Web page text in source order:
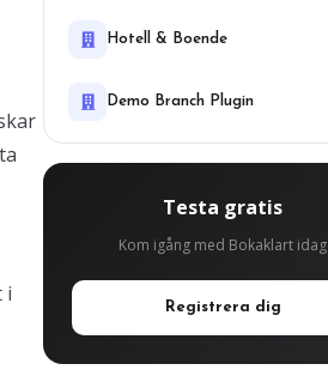
i
Hotell & Boende
Demo Branch Plugin
Testa gratis
Kom igång med Bokaklart idag
Registrera dig